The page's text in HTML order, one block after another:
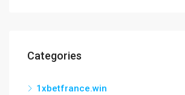
Categories
1xbetfrance.win